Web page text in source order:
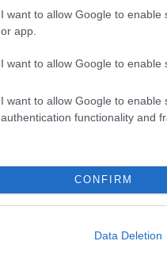
I want to allow Google to
or app.
I want to allow Google to enable
I want to allow Google to
authentication functionality and
CONFIRM
Data Deletion